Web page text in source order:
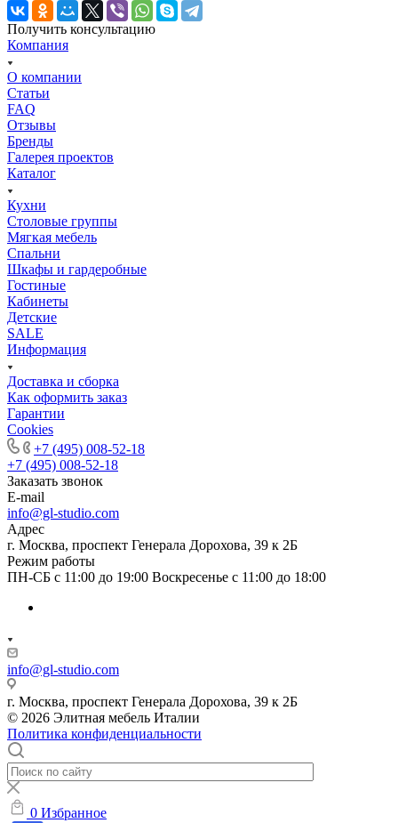
Получить консультацию
Компания
О компании
Статьи
FAQ
Отзывы
Бренды
Галерея проектов
Каталог
Кухни
Столовые группы
Мягкая мебель
Спальни
Шкафы и гардеробные
Гостиные
Кабинеты
Детские
SALE
Информация
Доставка и сборка
Как оформить заказ
Гapaнтии
Cookies
+7 (495) 008-52-18
+7 (495) 008-52-18
Заказать звонок
E-mail
info@gl-studio.com
Адрес
г. Москва, проспект Генерала Дорохова, 39 к 2Б
Режим работы
ПН-СБ с 11:00 до 19:00 Воскресенье с 11:00 до 18:00
info@gl-studio.com
г. Москва, проспект Генерала Дорохова, 39 к 2Б
© 2026 Элитнaя мeбeль Итaлии
Политика конфиденциальности
0 Избранное